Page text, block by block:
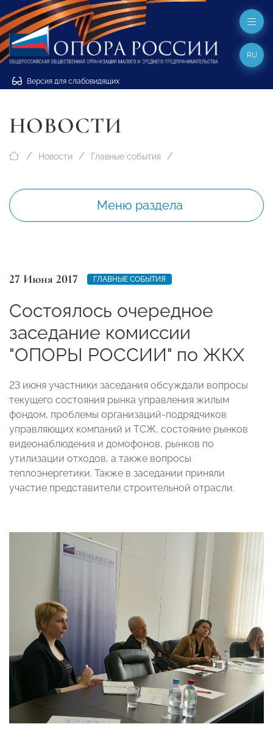
Версия для слабовидящих
RU
НОВОСТИ
Новости Главные события
Меню раздела
27 Июня 2017 ГЛАВНЫЕ СОБЫТИЯ
Состоялось очередное
заседание комиссии
"ОПОРЫ РОССИИ" по ЖКХ
23 июня участники заседания обсуждали вопросы
текущего состояния рынка управления жилым
фондом, проблемы организаций-подрядчиков
управляющих компаний и ТСЖ, состояние рынков
видеонаблюдения и домофонов, рынков по
утилизации отходов, а также вопросы
теплоэнергетики. Также в заседании приняли
участие представители строительной отрасли.